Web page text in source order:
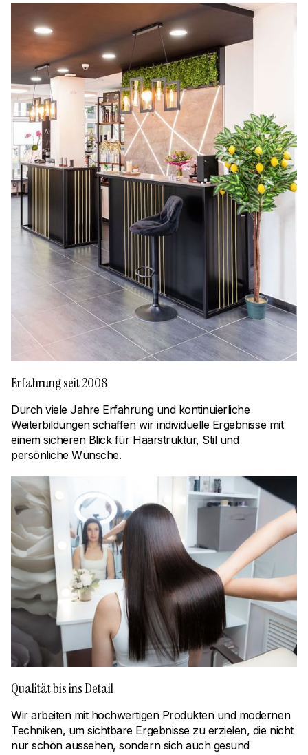
Erfahrung seit 2008
Durch viele Jahre Erfahrung und kontinuierliche
Weiterbildungen schaffen wir individuelle Ergebnisse mit
einem sicheren Blick für Haarstruktur, Stil und
persönliche Wünsche.
Qualität bis ins Detail
Wir arbeiten mit hochwertigen Produkten und modernen
Techniken, um sichtbare Ergebnisse zu erzielen, die nicht
nur schön aussehen, sondern sich auch gesund